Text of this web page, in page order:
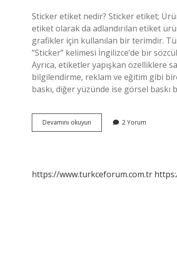
Sticker etiket nedir? Sticker etiket;
etiket olarak da adlandırılan etiket
grafikler için kullanılan bir terimdir.
“Sticker” kelimesi İngilizce’de bir
Ayrıca, etiketler yapışkan özelliklere
bilgilendirme, reklam ve eğitim gibi
baskı, diğer yüzünde ise görsel
Devamını okuyun
Etiket
2 Yorum
https://www.turkceforum.com.tr